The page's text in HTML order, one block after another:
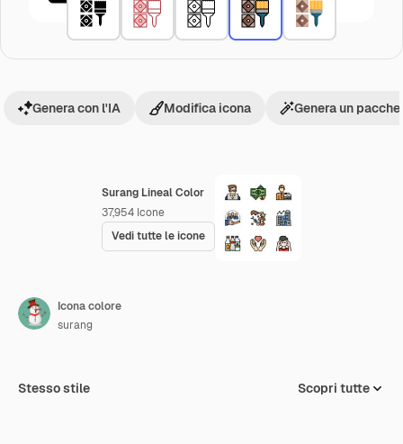
Surang Lineal Color
37,954 Icone
Vedi tutte le icone
Genera con l'IA Modifica icona Genera un
Icona colore
surang
Stesso stile Scopri tutte